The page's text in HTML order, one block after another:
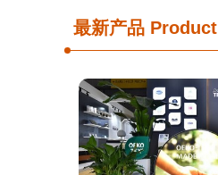
最新产品 Product